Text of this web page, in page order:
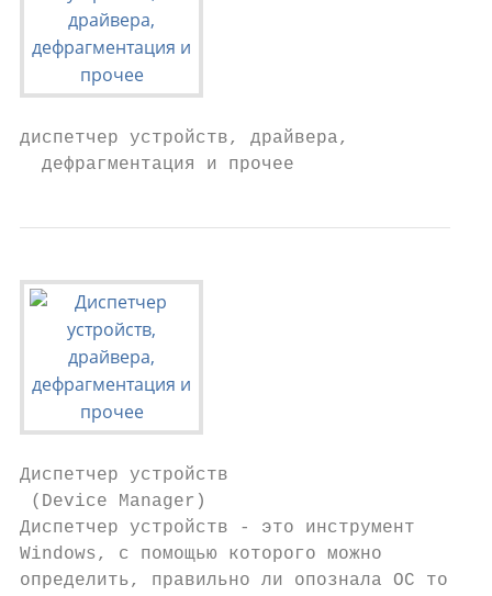
диспетчер устройств, драйвера,
  дефрагментация и прочее
Диспетчер устройств
(Device Manager)
Диспетчер устройств - это инструмент
Windows, с помощью которого можно
определить, правильно ли опознала ОС то